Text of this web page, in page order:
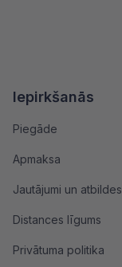
Iepirkšanās
Piegāde
Apmaksa
Jautājumi un atbildes
Distances līgums
Privātuma politika